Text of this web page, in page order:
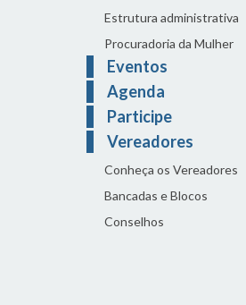
Estrutura administrativa
Procuradoria da Mulher
Eventos
Agenda
Participe
Vereadores
Conheça os Vereadores
Bancadas e Blocos
Conselhos